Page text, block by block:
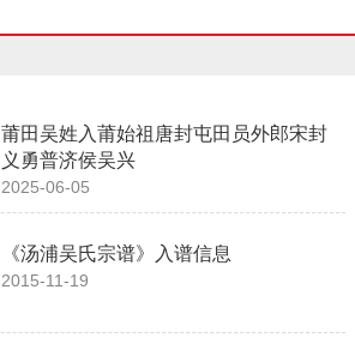
莆田吴姓入莆始祖唐封屯田员外郎宋封
义勇普济侯吴兴
2025-06-05
《汤浦吴氏宗谱》入谱信息
2015-11-19